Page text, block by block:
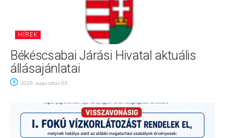
HÍREK
Békéscsabai Járási Hivatal aktuális
állásajánlatai
2026. augusztus 03.